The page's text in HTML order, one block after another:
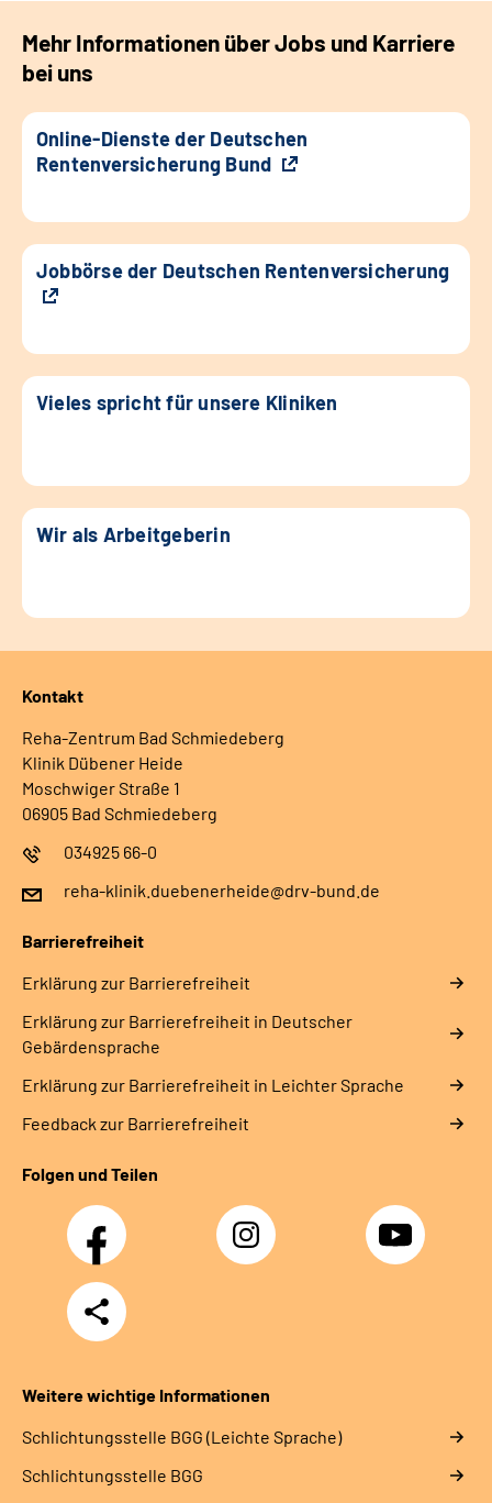
Mehr Informationen über Jobs und Karriere
bei uns
Online-Dienste der Deutschen
Rentenversicherung Bund
Jobbörse der Deutschen Rentenversicherung
Vieles spricht für unsere Kliniken
Wir als Arbeitgeberin
Kontakt
Reha-Zentrum Bad Schmiedeberg
Klinik Dübener Heide
Moschwiger Straße 1
06905 Bad Schmiedeberg
034925 66-0
reha-klinik.duebenerheide@drv-bund.de
Barrierefreiheit
Erklärung zur Barrierefreiheit
Erklärung zur Barrierefreiheit in Deutscher
Gebärdensprache
Erklärung zur Barrierefreiheit in Leichter Sprache
Feedback zur Barrierefreiheit
Folgen und Teilen
Facebook Instagram YouTube
Teilen
Weitere wichtige Informationen
Schlich­tungs­stel­le BGG (Leichte Sprache)
Schlich­tungs­stel­le BGG